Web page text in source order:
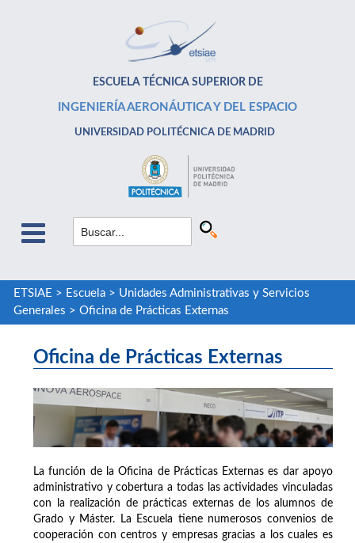
ESCUELA TÉCNICA SUPERIOR DE
INGENIERÍA AERONÁUTICA Y DEL ESPACIO
UNIVERSIDAD POLITÉCNICA DE MADRID
ETSIAE > Escuela> Unidades Administrativas y Servicios
Generales > Oficina de Prácticas Externas
Oficina de Prácticas Externas
La función de la Oficina de Prácticas Externas es dar apoyo
administrativo y cobertura a todas las actividades vinculadas
con la realización de prácticas externas de los alumnos de
Grado y Máster. La Escuela tiene numerosos convenios de
cooperación con centros y empresas gracias a los cuales es